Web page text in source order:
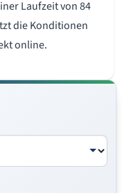
Laufzeit von 84
die Konditionen
online.